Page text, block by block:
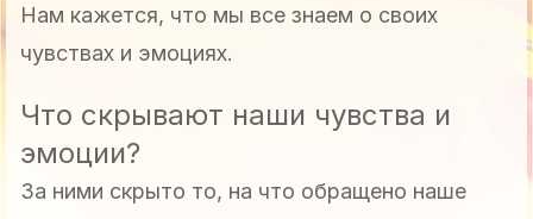
Нам кажется, что мы все знаем о своих
чувствах и эмоциях.
Что скрывают наши чувства и
эмоции?
За ними скрыто то, на что обращено наше